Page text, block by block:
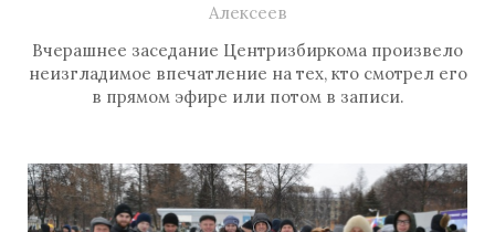
Алексеев
Вчерашнее заседание Центризбиркома произвело
неизгладимое впечатление на тех, кто смотрел его
в прямом эфире или потом в записи.